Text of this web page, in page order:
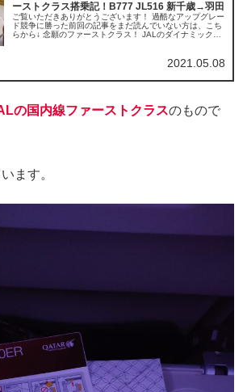
ーストクラス搭乗記！B777 JL516 新千歳→羽田
ご覧いただきありがとうございます！ 過酷なアップグレー
ド競争に勝った前回の記事をまだ読んでいない方は、こち
らから↓ 念願のファーストクラス！ JALのダイナミックパ
2021.05.08
の国内線ファーストクラスのもので
ます。